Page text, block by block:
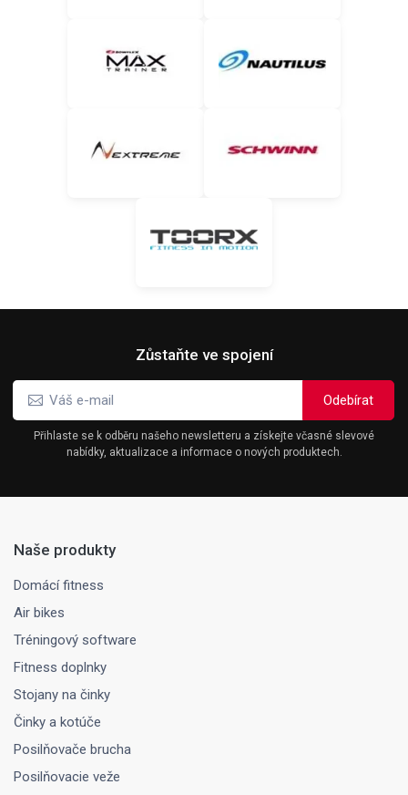
Zůstaňte ve spojení
Přihlaste se k odběru našeho newsletteru a získejte včasné slevové
nabídky, aktualizace a informace o nových produktech.
Naše produkty
Domácí fitness
Air bikes
Tréningový software
Fitness doplnky
Stojany na činky
Činky a kotúče
Posilňovače brucha
Posilňovacie veže